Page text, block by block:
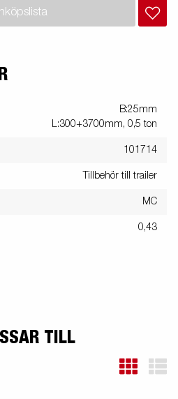
B:25mm
L:300+3700mm, 0,5 ton
101714
Tillbehör till trailer
MC
0,43
TILL